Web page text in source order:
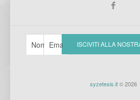
syzetesis.it© 2026